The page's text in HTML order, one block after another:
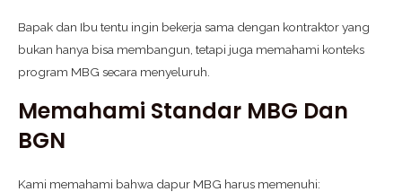
Bapak dan Ibu tentu ingin bekerja sama dengan kontraktor yang
bukan hanya bisa membangun, tetapi juga memahami konteks
program MBG secara menyeluruh.
Memahami Standar MBG Dan
BGN
Kami memahami bahwa dapur MBG harus memenuhi: